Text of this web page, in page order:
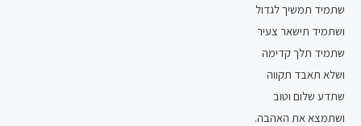
שתמיד תמשיך לגדול
ושתמיד תישאר צעיר
שתמיד תלך קדימה
ושלא תאבד תקווה
שתדע שלום וטוב
ושתמצא את האהבה.